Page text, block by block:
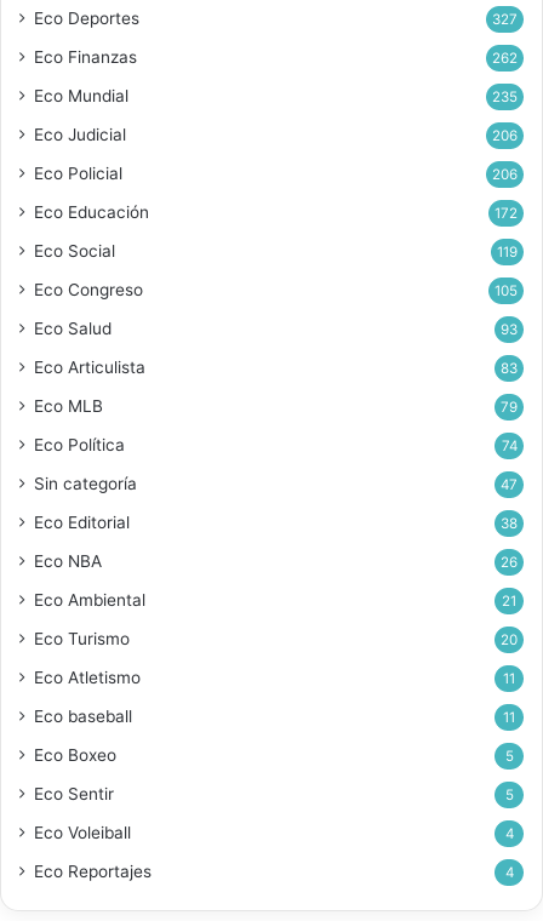
Eco Deportes 327
Eco Finanzas 262
Eco Mundial 235
Eco Judicial 206
Eco Policial 206
Eco Educación 172
Eco Social 119
Eco Congreso 105
Eco Salud 93
Eco Articulista 83
Eco MLB 79
Eco Política 74
Sin categoría 47
Eco Editorial 38
Eco NBA 26
Eco Ambiental 21
Eco Turismo 20
Eco Atletismo 11
Eco baseball 11
Eco Boxeo 5
Eco Sentir 5
Eco Voleiball 4
Eco Reportajes 4